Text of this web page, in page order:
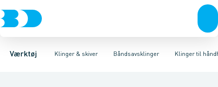
Værktøj Klinger & skiver
Akku- & elværktøjHåndværktøjRørværktøjBits & toppeBor
Båndsavsklinger
BajonetsavklingerStiksavsklingerSkæreskiver Klinger til
Klinger til stationære båndsaveKlinger til håndholdte